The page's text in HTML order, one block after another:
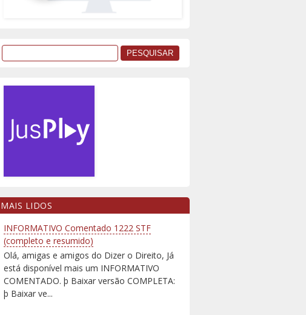
MAIS LIDOS
INFORMATIVO Comentado 1222 STF
(completo e resumido)
Olá, amigas e amigos do Dizer o Direito, Já
está disponível mais um INFORMATIVO
COMENTADO. þ Baixar versão COMPLETA:
þ Baixar ve...